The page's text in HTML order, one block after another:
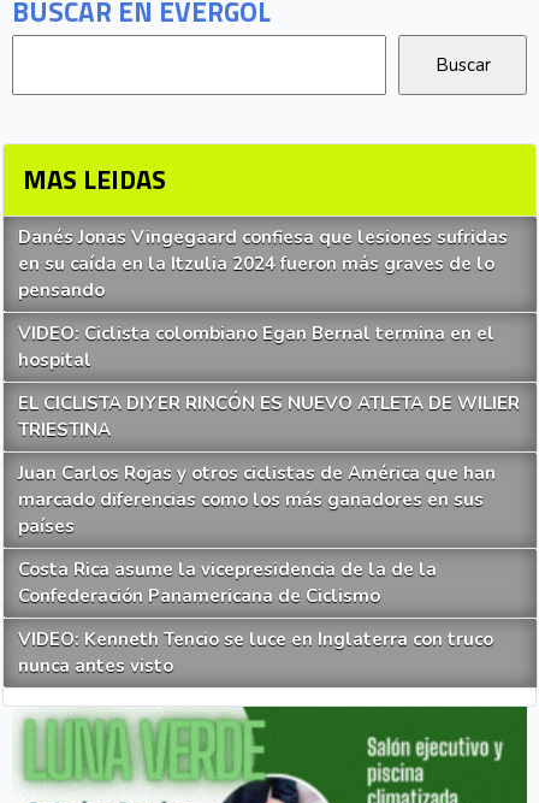
BUSCAR EN EVERGOL
MAS LEIDAS
Danés Jonas Vingegaard confiesa que lesiones sufridas
en su caída en la Itzulia 2024 fueron más graves de lo
pensando
VIDEO: Ciclista colombiano Egan Bernal termina en el
hospital
EL CICLISTA DIYER RINCÓN ES NUEVO ATLETA DE WILIER
TRIESTINA
Juan Carlos Rojas y otros ciclistas de América que han
marcado diferencias como los más ganadores en sus
países
Costa Rica asume la vicepresidencia de la de la
Confederación Panamericana de Ciclismo
VIDEO: Kenneth Tencio se luce en Inglaterra con truco
nunca antes visto